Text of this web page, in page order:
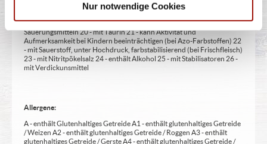
Nur notwendige Cookies
14 - kann bei übermäßigem Verzehr abführend wirken (zusätzlich zur
Angabe 15 - unter Schutzatmosphäre verpackt 16 - chininhaltig 17 -
koffeinhaltig 18 - mit Milcheiweiß (bei Fleischerzeugnissen) 19 - mit
Säuerungsmitteln 20 - mit Taurin 21 - kann Aktivität und
Aufmerksamkeit bei Kindern beeinträchtigen (bei Azo-Farbstoffen) 22
- mit Sauerstoff, unter Hochdruck, farbstabilisierend (bei Frischfleisch)
23 - mit Nitritpökelsalz 24 - enthält Alkohol 25 - mit Stabilisatoren 26 -
mit Verdickunsmittel
Allergene:
A - enthält Glutenhaltiges Getreide A1 - enthält glutenhaltiges Getreide
/ Weizen A2 - enthält glutenhaltiges Getreide / Roggen A3 - enthält
glutenhaltiges Getreide / Gerste A4 - enthält glutenhaltiges Getreide /